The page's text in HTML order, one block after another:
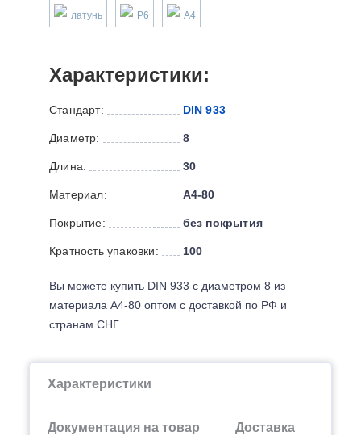
латунь P6 А4
Характеристики:
Стандарт: DIN 933
Диаметр: 8
Длина: 30
Материал: А4-80
Покрытие: без покрытия
Кратность упаковки: 100
Вы можете купить DIN 933 с диаметром 8 из
материала А4-80 оптом с доставкой по РФ и
странам СНГ.
Характеристики
Документация на товар Доставка